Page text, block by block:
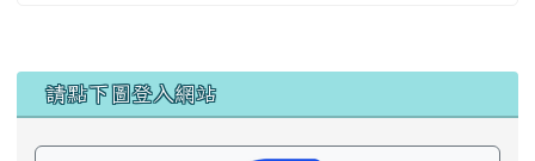
左邊區域內容
請點下圖登入網站